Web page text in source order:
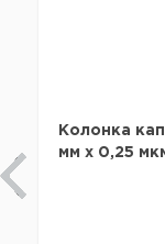
Колонка
мм х 0,25